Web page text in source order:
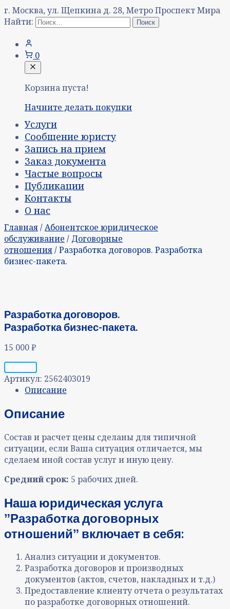
г. Москва, ул. Щепкина д. 28, Метро Проспект Мира
Найти:
0
Корзина пуста!
Начните делать покупки
Услуги
Сообщение юристу
Запись на прием
Заказ документа
Частые вопросы
Публикации
Контакты
О нас
Главная/Абонентское юридическое
обслуживание / Договорные
отношения/ Разработка договоров. Разработка
бизнес-пакета.
Разработка договоров.
Разработка бизнес-пакета.
15 000₽
Артикул: 2562403019
Описание
Описание
Состав и расчет цены сделаны для типичной
ситуации, если Ваша ситуация отличается, мы
сделаем иной состав услуг и иную цену.
Средний срок: 5 рабочих дней.
Наша юридическая услуга
ˮРазработка договорных
отношенийˮ включает в себя:
Анализ ситуации и документов.
Разработка договоров и производных
документов (актов, счетов, накладных и т.д.)
Предоставление клиенту отчета о результатах
по разработке договорных отношений.